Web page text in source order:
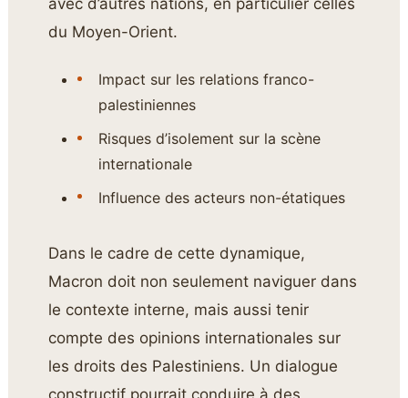
avec d’autres nations, en particulier celles
du Moyen-Orient.
Impact sur les relations franco-
palestiniennes
Risques d’isolement sur la scène
internationale
Influence des acteurs non-étatiques
Dans le cadre de cette dynamique,
Macron doit non seulement naviguer dans
le contexte interne, mais aussi tenir
compte des opinions internationales sur
les droits des Palestiniens. Un dialogue